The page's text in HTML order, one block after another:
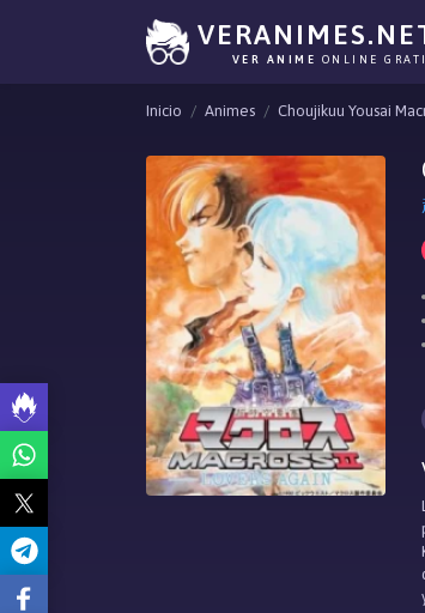
VER ANIME ONLINE
Inicio Animes Choujikuu Yousai